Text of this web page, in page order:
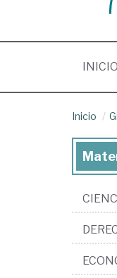
INICIO
Inicio